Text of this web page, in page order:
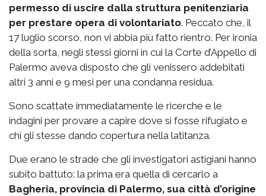
permesso di uscire dalla struttura penitenziaria
per prestare opera di volontariato. Peccato che, il
17 luglio scorso, non vi abbia più fatto rientro. Per ironia
della sorta, negli stessi giorni in cui la Corte d’Appello di
Palermo aveva disposto che gli venissero addebitati
altri 3 anni e 9 mesi per una condanna residua.
Sono scattate immediatamente le ricerche e le
indagini per provare a capire dove si fosse rifugiato e
chi gli stesse dando copertura nella latitanza.
Due erano le strade che gli investigatori astigiani hanno
subito battuto: la prima era quella di cercarlo a
Bagheria, provincia di Palermo, sua città d’origine